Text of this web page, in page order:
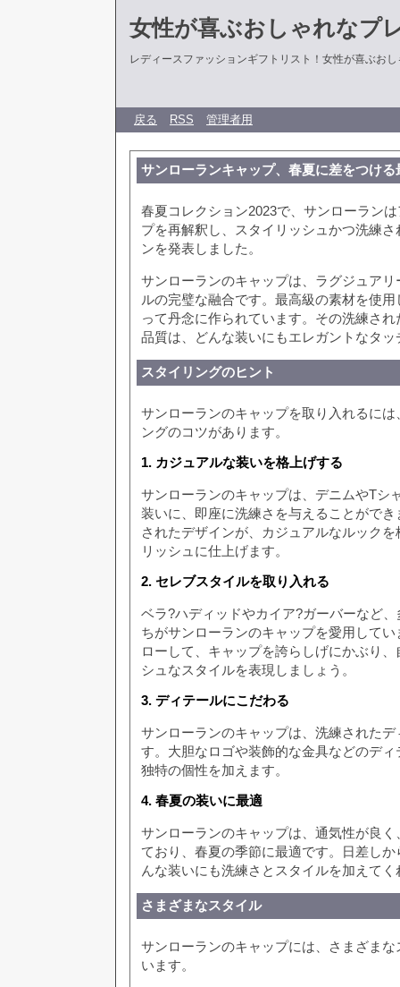
女性が喜ぶおしゃれなプ
レディースファッションギフトリスト！女性が喜ぶお
戻る RSS 管理者用
サンローランキャップ、春夏に差をつけ
春夏コレクション2023で、サンローラン
プを再解釈し、スタイリッシュかつ洗練
ンを発表しました。
サンローランのキャップは、ラグジュア
ルの完璧な融合です。最高級の素材を使
って丹念に作られています。その洗練さ
品質は、どんな装いにもエレガントなタ
スタイリングのヒント
サンローランのキャップを取り入れるに
ングのコツがあります。
1. カジュアルな装いを格上げする
サンローランのキャップは、デニムやTシ
装いに、即座に洗練さを与えることがで
されたデザインが、カジュアルなルック
リッシュに仕上げます。
2. セレブスタイルを取り入れる
ベラ?ハディッドやカイア?ガーバーなど
ちがサンローランのキャップを愛用してい
ローして、キャップを誇らしげにかぶり
シュなスタイルを表現しましょう。
3. ディテールにこだわる
サンローランのキャップは、洗練された
す。大胆なロゴや装飾的な金具などのデ
独特の個性を加えます。
4. 春夏の装いに最適
サンローランのキャップは、通気性が良
ており、春夏の季節に最適です。日差し
んな装いにも洗練さとスタイルを加えてく
さまざまなスタイル
サンローランのキャップには、さまざま
います。